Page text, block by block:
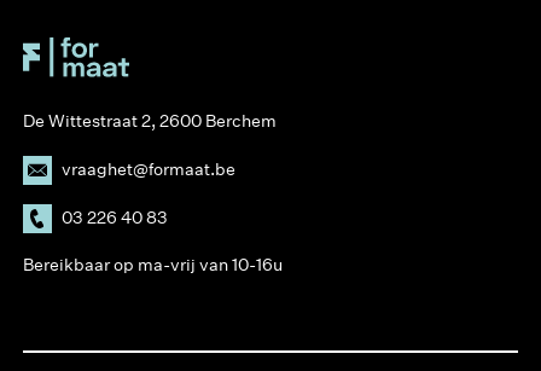
De Wittestraat 2, 2600 Berchem
vraaghet@formaat.be
03 226 40 83
Bereikbaar op ma-vrij van 10-16u